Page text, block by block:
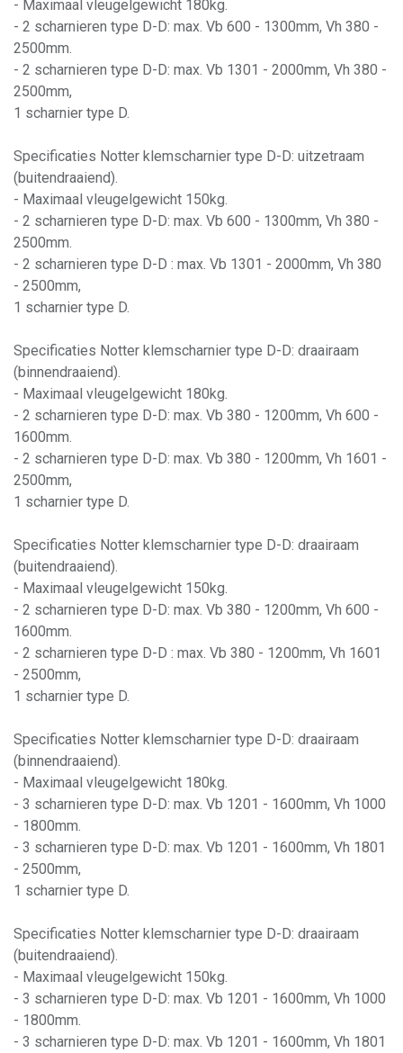
- Maximaal vleugelgewicht 180kg.
- 2 scharnieren type D-D: max. Vb 600 - 1300mm, Vh 380 -
2500mm.
- 2 scharnieren type D-D: max. Vb 1301 - 2000mm, Vh 380 -
2500mm,
1 scharnier type D.
Specificaties Notter klemscharnier type D-D: uitzetraam
(buitendraaiend).
- Maximaal vleugelgewicht 150kg.
- 2 scharnieren type D-D: max. Vb 600 - 1300mm, Vh 380 -
2500mm.
- 2 scharnieren type D-D : max. Vb 1301 - 2000mm, Vh 380
- 2500mm,
1 scharnier type D.
Specificaties Notter klemscharnier type D-D: draairaam
(binnendraaiend).
- Maximaal vleugelgewicht 180kg.
- 2 scharnieren type D-D: max. Vb 380 - 1200mm, Vh 600 -
1600mm.
- 2 scharnieren type D-D: max. Vb 380 - 1200mm, Vh 1601 -
2500mm,
1 scharnier type D.
Specificaties Notter klemscharnier type D-D: draairaam
(buitendraaiend).
- Maximaal vleugelgewicht 150kg.
- 2 scharnieren type D-D: max. Vb 380 - 1200mm, Vh 600 -
1600mm.
- 2 scharnieren type D-D : max. Vb 380 - 1200mm, Vh 1601
- 2500mm,
1 scharnier type D.
Specificaties Notter klemscharnier type D-D: draairaam
(binnendraaiend).
- Maximaal vleugelgewicht 180kg.
- 3 scharnieren type D-D: max. Vb 1201 - 1600mm, Vh 1000
- 1800mm.
- 3 scharnieren type D-D: max. Vb 1201 - 1600mm, Vh 1801
- 2500mm,
1 scharnier type D.
Specificaties Notter klemscharnier type D-D: draairaam
(buitendraaiend).
- Maximaal vleugelgewicht 150kg.
- 3 scharnieren type D-D: max. Vb 1201 - 1600mm, Vh 1000
- 1800mm.
- 3 scharnieren type D-D: max. Vb 1201 - 1600mm, Vh 1801